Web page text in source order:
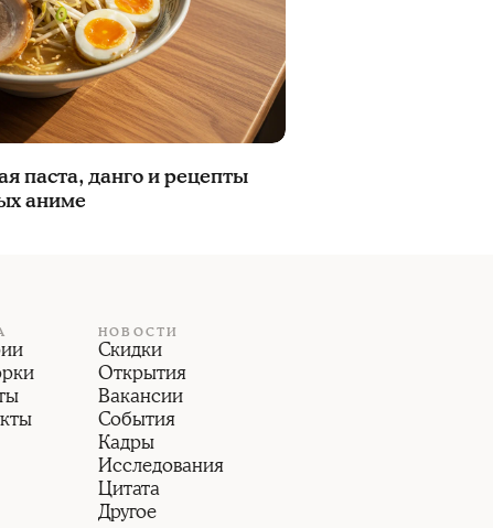
паста, данго и рецепты
аниме
НОВОСТИ
Скидки
Открытия
Вакансии
События
Кадры
Исследования
Цитата
Другое